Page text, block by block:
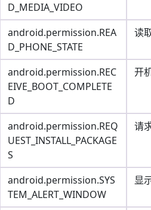
D_MEDIA_VIDEO
android.permission.REA
D_PHONE_STATE
读
android.permission.REC
EIVE_BOOT_COMPLETE
D
开
android.permission.REQ
UEST_INSTALL_PACKAGE
S
请
android.permission.SYS
TEM_ALERT_WINDOW
显